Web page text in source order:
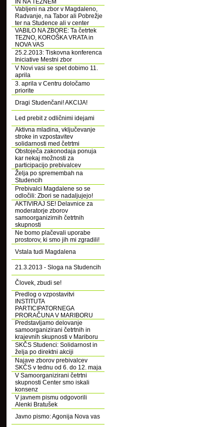
IN NA TEZNEM
Vabljeni na zbor v Magdaleno,
Radvanje, na Tabor ali Pobrežje
ter na Studence ali v center
VABILO NA ZBORE: Ta četrtek
TEZNO, KOROŠKA VRATA in
NOVA VAS
25.2.2013: Tiskovna konferenca
Iniciative Mestni zbor
V Novi vasi se spet dobimo 11.
aprila
3. aprila v Centru določamo
priorite
Dragi Studenčani! AKCIJA!
Led prebit z odličnimi idejami
Aktivna mladina, vključevanje
stroke in vzpostavitev
solidarnosti med četrtmi
Obstoječa zakonodaja ponuja
kar nekaj možnosti za
participacijo prebivalcev
Želja po spremembah na
Studencih
Prebivalci Magdalene so se
odločili: Zbori se nadaljujejo!
AKTIVIRAJ SE! Delavnice za
moderatorje zborov
samoorganizirnih četrtnih
skupnosti
Ne bomo plačevali uporabe
prostorov, ki smo jih mi zgradili!
Vstala tudi Magdalena
21.3.2013 - Sloga na Studencih
Človek, zbudi se!
Predlog o vzpostavitvi
INSTITUTA
PARTICIPATORNEGA
PRORAČUNA V MARIBORU
Predstavljamo delovanje
samoorganizirani četrtnih in
krajevnih skupnosti v Mariboru
SKČS Studenci: Solidarnost in
želja po direktni akciji
Najave zborov prebivalcev
SKČS v tednu od 6. do 12. maja
V Samoorganizirani četrtni
skupnosti Center smo iskali
konsenz
V javnem pismu odgovorili
Alenki Bratušek
Javno pismo: Agonija Nova vas